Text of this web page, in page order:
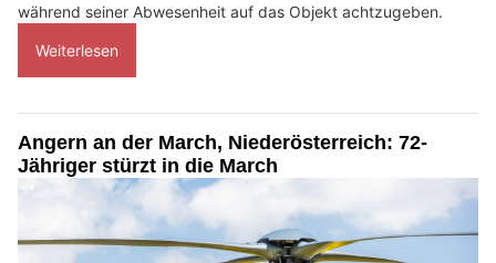
während seiner Abwesenheit auf das Objekt achtzugeben.
Weiterlesen
Angern an der March, Niederösterreich: 72-
Jähriger stürzt in die March